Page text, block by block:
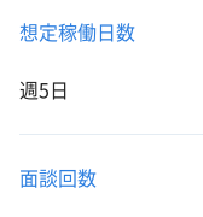
想定稼働日数
週5日
面談回数